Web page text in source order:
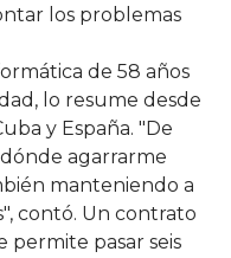
los problemas
de 58 años
lo resume desde
y España. "De
agarrarme
manteniendo a
contó. Un contrato
permite pasar seis